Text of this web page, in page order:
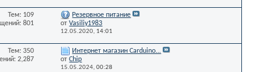
Тем: 109
801
Резервное питание
отVasiliy1983
12.05.2020, 14:01
Тем: 350
2,287
Интернет магазин Carduino...
отChip
15.05.2024,00:28